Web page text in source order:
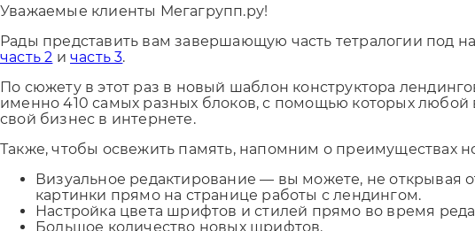
Уважаемые клиенты Мегагрупп.ру!
Рады представить вам завершающую часть тетралогии под
часть 2 ичасть 3.
По сюжету в этот раз в новый шаблон конструктора
именно 410 самых разных блоков, с помощью которых любой
свой бизнес в интернете.
Также, чтобы освежить память, напомним о преимуществах
Визуальное редактирование — вы можете, не открывая
картинки прямо на странице работы с лендингом.
Настройка цвета шрифтов и стилей прямо во время
Большое количество новых шрифтов.